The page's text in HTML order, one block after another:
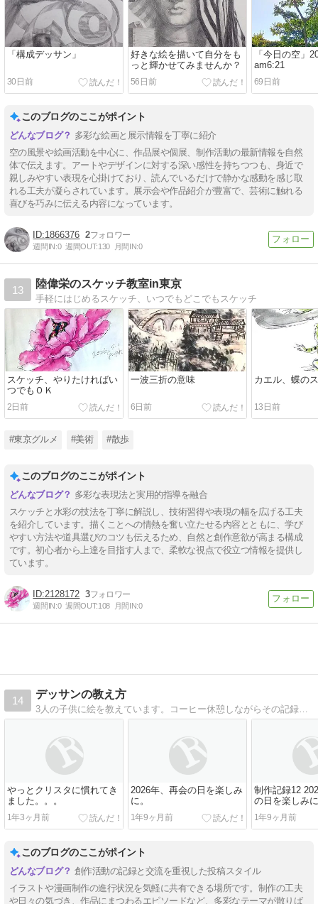
「構成デッサン」
30日前
好きな絵を描いて自分をも
っと輝かせてみませんか？
56日前
「今日の空」
am6:21
69日前
このブログのここがポイント
多彩な絵画と展示情報を丁寧に紹介
空の風景や絵画活動を中心に、作品展や個展、制作活動の最新情報を自然
体で伝えます。アートやデザインに対する深い感性を持ちつつも、身近で
親しみやすい表現を心掛けており、読んでいるだけで静かな感動を感じ取
れる工夫が凝らされています。展示会や作品紹介が豊富で、芸術に触れる
喜びを巧みに伝える内容になっています。
1866376 2
週間IN:0 週間OUT:130 月間IN:0
13
陸偉栄のスケッチ教室in東京
手軽にはじめるスケッチ、いつでもどこでもスケッチ
スケッチ、やりたければい
つでもＯＫ
2日前
一波三折の意味
6日前
カエル、蝶の
13日前
#東京グルメ #美術 #散歩
このブログのここがポイント
多彩な表現法と実用的指導を融合
スケッチと水彩の技法を丁寧に解説し、技術習得や表現の幅を広げる工夫
を紹介しています。描くことへの情熱を奮い立たせる内容とともに、学び
やすい方法や道具選びのコツも伝えるため、自然と創作意欲が高まる構成
です。初心者から上達を目指す人まで、柔軟な視点で役立つ情報を提供し
ています。
2128172 3
週間IN:0 週間OUT:108 月間IN:0
14
デッサンの教え方
3人の子供に絵を教えています。コーヒー休憩しながらその記録をするブログです。皆さまもコーヒー片手に気楽に遊びにきてくださいね。
やっとクリスタに慣れてき
ました。。。
1年3ヶ月前
2026年、再会の日を楽しみ
に。
1年9ヶ月前
制作記録12
の日を楽しみ
1年9ヶ月前
このブログのここがポイント
創作活動の記録と交流を重視した投稿スタイル
イラストや漫画制作の進行状況を気軽に共有できる場所です。制作の工夫
や日々の気づき、作品にまつわるエピソードなど、多彩なテーマが散りば
【Tips】気になるブログをフォロー。
登録不要。更新を逃さずキャッチ！